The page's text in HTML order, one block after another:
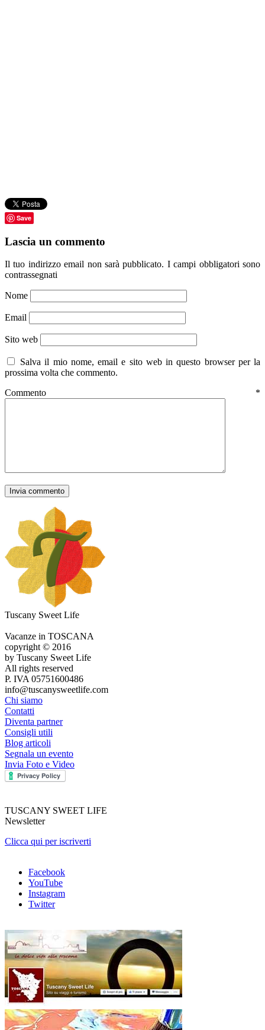
Save
Lascia un commento
Il tuo indirizzo email non sarà pubblicato. I campi obbligatori sono
contrassegnati
Nome
Email
Sito web
Salva il mio nome, email e sito web in questo browser per la
prossima volta che commento.
Commento *
Tuscany Sweet Life
Vacanze in TOSCANA
copyright © 2016
by Tuscany Sweet Life
All rights reserved
P. IVA 05751600486
info@tuscanysweetlife.com
Chi siamo
Contatti
Diventa partner
Consigli utili
Blog articoli
Segnala un evento
Invia Foto e Video
TUSCANY SWEET LIFE
Newsletter
Clicca qui per iscriverti
Facebook
YouTube
Instagram
Twitter